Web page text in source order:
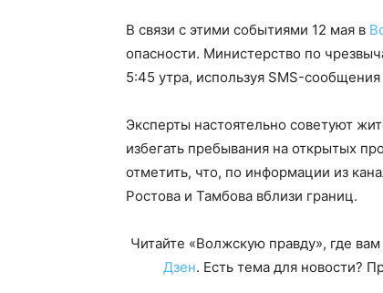
В связи с этими событиями 12 мая в
опасности. Министерство по
5:45 утра, используя SMS-
Эксперты настоятельно советуют
избегать пребывания на открытых
отметить, что, по информации из
Ростова и Тамбова вблизи границ.
Читайте «Волжскую правду», где вам
Дзен. Есть тема для новости?